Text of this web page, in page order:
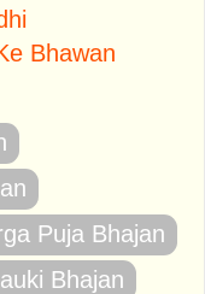
Bhawan
Puja Bhajan
Bhajan